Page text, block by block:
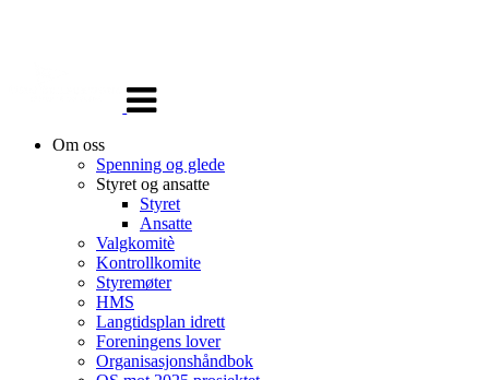
navigasjon
Om oss
Spenning og glede
Styret og ansatte
Styret
Ansatte
Valgkomitè
Kontrollkomite
Styremøter
HMS
Langtidsplan idrett
Foreningens lover
Organisasjonshåndbok